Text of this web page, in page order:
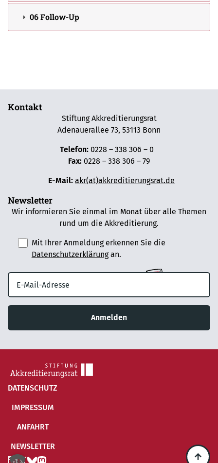
06 Follow-Up
Kontakt
Stiftung Akkreditierungsrat
Adenauerallee 73, 53113 Bonn
Telefon:0228 – 338 306 – 0
Fax: 0228 – 338 306 – 79
E-Mail: akr(at)akkreditierungsrat.de
Newsletter
Wir informieren Sie einmal im Monat über alle Themen
rund um die Akkreditierung.
Mit Ihrer Anmeldung erkennen Sie die
Datenschutzerklärungan.
Anmelden
DATENSCHUTZ
IMPRESSUM
ANFAHRT
NEWSLETTER